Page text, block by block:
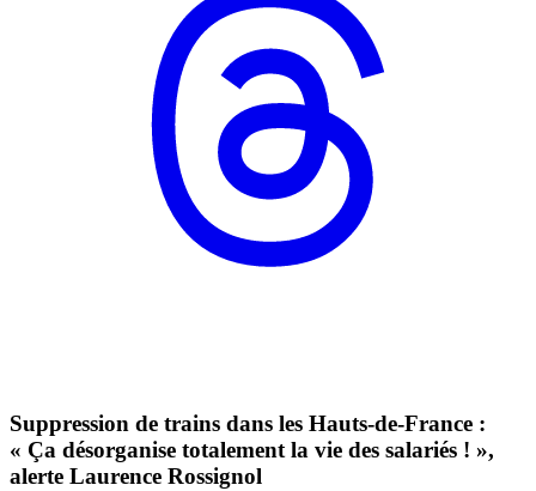
Suppression de trains dans les Hauts-de-France :
« Ça désorganise totalement la vie des salariés ! »,
alerte Laurence Rossignol